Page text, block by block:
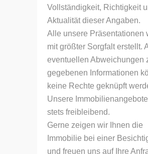
Vollständigkeit, Richtigkeit
Aktualität dieser Angaben.
Alle unsere Präsentationen
mit größter Sorgfalt erstellt.
eventuellen Abweichungen
gegebenen Informationen
keine Rechte geknüpft
Unsere
stets freibleibend.
Gerne zeigen wir Ihnen die
Immobilie bei einer
und freuen uns auf Ihre